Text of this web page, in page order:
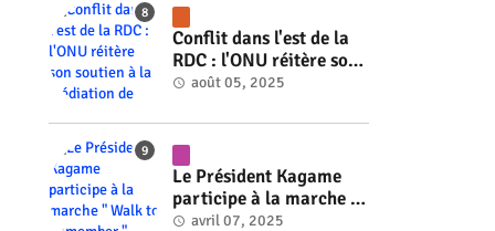
Conflit dans l'est de la
RDC : l'ONU réitère son
soutien à la médiation
#rwanda #RwOT
août 05, 2025
Le Président Kagame
participe à la marche "
Walk to Remember "
avril 07, 2025